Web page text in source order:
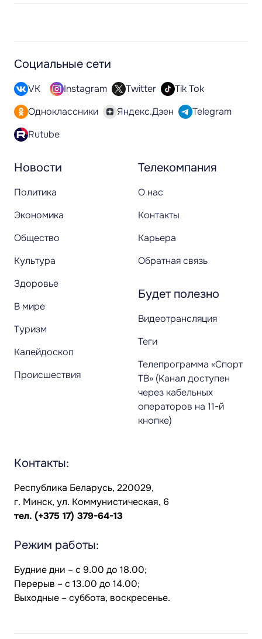
Новости
Политика
Экономика
Общество
Культура
Здоровье
В мире
Туризм
Калейдоскоп
Происшествия
Телекомпания
О нас
Контакты
Карьера
Обратная связь
Будет полезно
Видеотрансляция
Теги
Телепрограмма «Спорт
ТВ» (Канал доступен
через кабельных
операторов на 11-й
кнопке)
Социальные сети
VK Instagram Twitter
Tik Tok
Одноклассники
Яндекс.Дзен
Telegram
Rutube
Контакты:
Республика Беларусь, 220029,
г. Минск, ул. Коммунистическая, 6
тел. (+375 17) 379-64-13
Режим работы:
Будние дни – с 9.00 до 18.00;
Перерыв – с 13.00 до 14.00;
Выходные – суббота, воскресенье.